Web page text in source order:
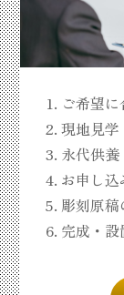
ご希望
現地見学
永代供
お申し
彫刻原
完成・設